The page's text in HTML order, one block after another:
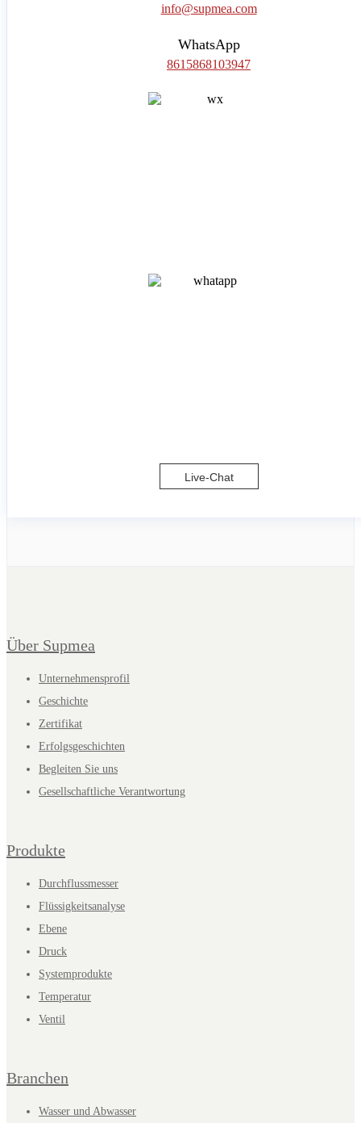
info@supmea.com
WhatsApp
8615868103947
Live-Chat
Über Supmea
Unternehmensprofil
Geschichte
Zertifikat
Erfolgsgeschichten
Begleiten Sie uns
Gesellschaftliche Verantwortung
Produkte
Durchflussmesser
Flüssigkeitsanalyse
Ebene
Druck
Systemprodukte
Temperatur
Ventil
Branchen
Wasser und Abwasser